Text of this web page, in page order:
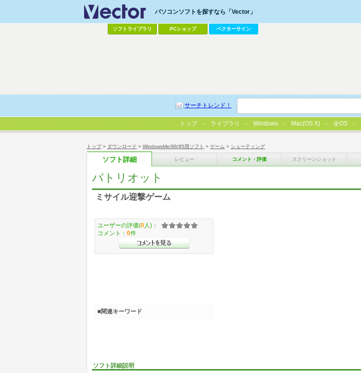
トップ> ダウンロード > WindowsMe/98/95用ソフト > ゲーム > シューティング
ソフト詳細 レビュー コメント・評価 スクリーンショット
パトリオット
ミサイル迎撃ゲーム
ソフト詳細説明
ユーザーの評価(0 人)：
コメント： 0件
■関連キーワード
パソコンソフトを探すなら「Vector」
ソフトライブラリ PCショップ ベクターサイン
サーチトレンド！
トップ ライブラリ Windows Mac(OS X) 全OS